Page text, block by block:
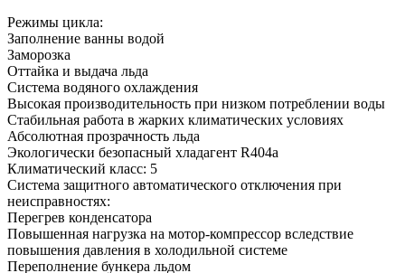
Режимы цикла:
Заполнение ванны водой
Заморозка
Оттайка и выдача льда
Система водяного охлаждения
Высокая производительность при низком потреблении воды
Стабильная работа в жарких климатических условиях
Абсолютная прозрачность льда
Экологически безопасный хладагент R404a
Климатический класс: 5
Система защитного автоматического отключения при
неисправностях:
Перегрев конденсатора
Повышенная нагрузка на мотор-компрессор вследствие
повышения давления в холодильной системе
Переполнение бункера льдом